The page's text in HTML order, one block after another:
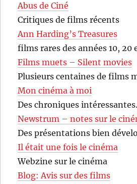
Abus de Ciné
Critiques de films récents
Ann Harding’s Treasures
films rares des années 10, 20
Films muets – Silent movies
Plusieurs centaines de films
Mon cinéma à moi
Des chroniques
Newstrum – notes sur le
Des présentations bien
Il était une fois le cinéma
Webzine sur le cinéma
Blog: Avis sur des films